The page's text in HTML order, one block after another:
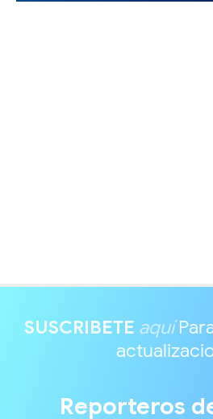
SUSCRIBETE aquí
Reporteros